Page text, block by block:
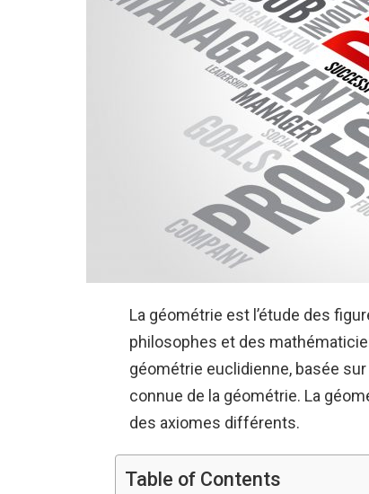
La géométrie est l’étude des
philosophes et des
géométrie euclidienne, basée
connue de la géométrie. La
des axiomes différents.
Table of Contents